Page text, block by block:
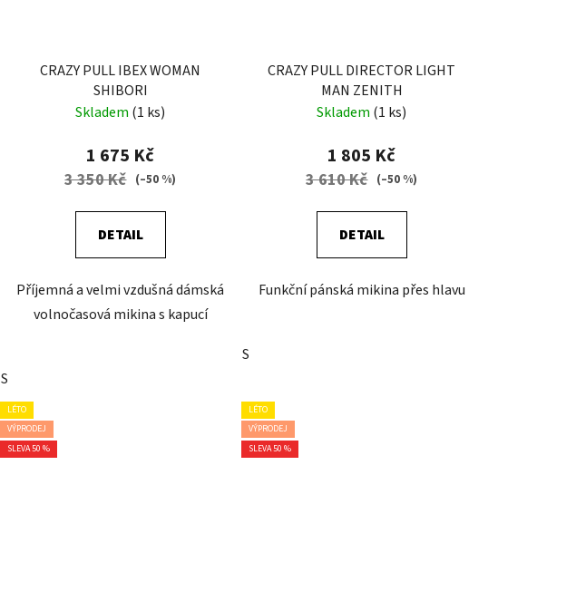
CRAZY PULL IBEX WOMAN
SHIBORI
Skladem (1 ks)
1 675 Kč
3 350 Kč (–50 %)
DETAIL
Příjemná a velmi vzdušná dámská
volnočasová mikina s kapucí
S
CRAZY PULL DIRECTOR LIGHT
MAN ZENITH
Skladem (1 ks)
1 805 Kč
3 610 Kč (–50 %)
DETAIL
Funkční pánská mikina přes hlavu
S
LÉTO
VÝPRODEJ
SLEVA 50 %
LÉTO
VÝPRODEJ
SLEVA 50 %